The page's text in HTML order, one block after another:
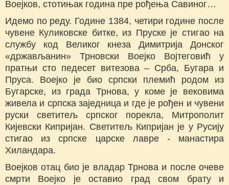
Воејков, стотињак година пре рођења Савиног…
Идемо по реду. Године 1384, четири године после
чувене Куликовске битке, из Пруске је стигао на
службу код Великог кнеза Димитрија Донског
«држављанин» Трновски Воејко Војтеговић у
пратњи сто педесет витезова – Срба, Бугара и
Пруса. Воејко је био српски племић родом из
Бугарске, из града Трнова, у коме је вековима
живела и српска заједница и где је рођен и чувени
руски светитељ српског порекла, Митрополит
Кијевски Кипријан. Светитељ Кипријан је у Русију
стигао из српске царске лавре - манастира
Хиландара.
Воејков отац био је владар Трнова и после очеве
смрти Воејко је оставио град свом брату и